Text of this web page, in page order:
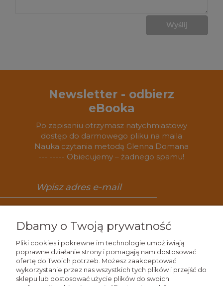
Wyślij
Newsletter - odbierz
eBooka
Po zapisaniu otrzymasz natychmiastowy
dostęp do darmowego pliku na maila
Nauka czytania metodą Glenna Domana
--- ----- Obiecujemy – żadnego spamu!
Wiedza
Dbamy o Twoją prywatność
Pliki cookies i pokrewne im technologie umożliwiają
poprawne działanie strony i pomagają nam dostosować
ofertę do Twoich potrzeb. Możesz zaakceptować
wykorzystanie przez nas wszystkich tych plików i przejść do
sklepu lub dostosować użycie plików do swoich